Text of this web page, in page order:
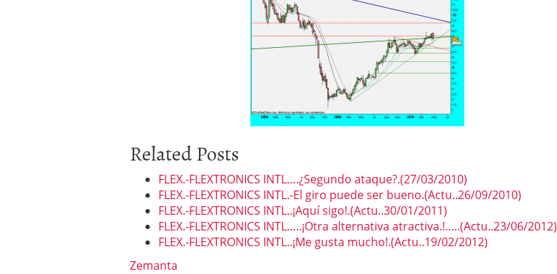
Related Posts
FLEX.-FLEXTRONICS INTL….¿Segundo ataque?.(27/03/2010)
FLEX.-FLEXTRONICS INTL.-El giro puede ser bueno.(Actu..26/09/2010)
FLEX.-FLEXTRONICS INTL..¡Aquí sigo!.(Actu..30/01/2011)
FLEX.-FLEXTRONICS INTL…..¡Otra alternativa atractiva.!…..(Actu..23/06/2012)
FLEX.-FLEXTRONICS INTL..¡Me gusta mucho!.(Actu..19/02/2012)
Zemanta